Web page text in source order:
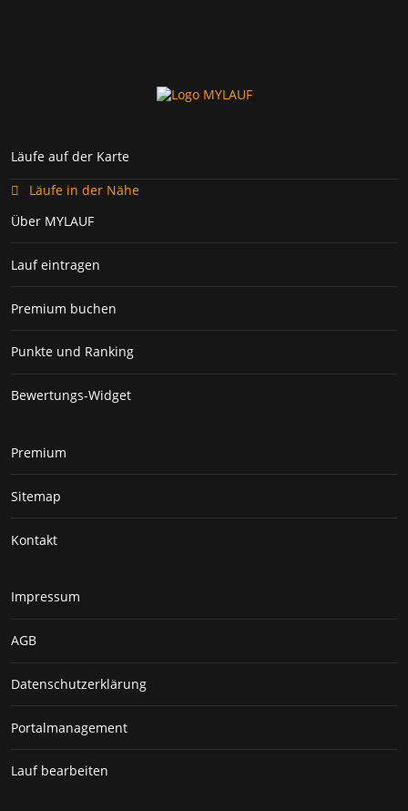
Läufe auf der Karte
Läufe in der Nähe
Über MYLAUF
Lauf eintragen
Premium buchen
Punkte und Ranking
Bewertungs-Widget
Premium
Sitemap
Kontakt
Impressum
AGB
Datenschutzerklärung
Portalmanagement
Lauf bearbeiten